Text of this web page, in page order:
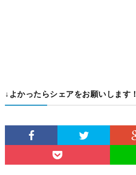
↓よかったらシェアをお願いします！